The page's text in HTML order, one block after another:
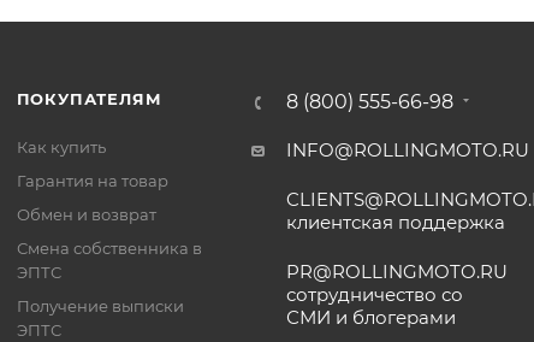
ПОКУПАТЕЛЯМ
Как купить
Гарантия на товар
Обмен и возврат
Смена собственника в
ЭПТС
Получение выписки
ЭПТС
8 (800) 555-66-98
INFO@ROLLINGMOTO.RU
клиентская поддержка
PR@ROLLINGMOTO.RU
сотрудничество со
СМИ и блогерами